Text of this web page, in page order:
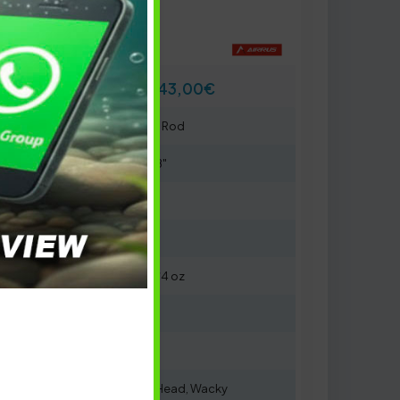
143,00€
Type: Spinning Rod
Lunghezza: 6'8"
Power: Light
Action: Fast
Lure W.: 1/16 - 1/4 oz
Ideale per: Jig Head, Wacky